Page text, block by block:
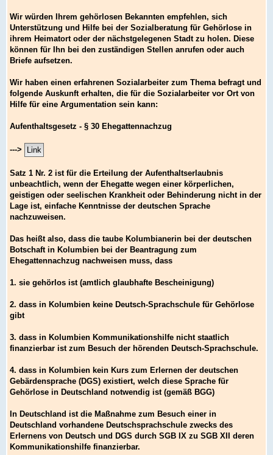
Wir würden Ihrem gehörlosen Bekannten empfehlen, sich
Unterstützung und Hilfe bei der Sozialberatung für Gehörlose in
ihrem Heimatort oder der nächstgelegenen Stadt zu holen. Diese
können für Ihn bei den zuständigen Stellen anrufen oder auch
Briefe aufsetzen.
Wir haben einen erfahrenen Sozialarbeiter zum Thema befragt und
folgende Auskunft erhalten, die für die Sozialarbeiter vor Ort von
Hilfe für eine Argumentation sein kann:
Aufenthaltsgesetz - § 30 Ehegattennachzug
--->
Satz 1 Nr. 2 ist für die Erteilung der Aufenthaltserlaubnis
unbeachtlich, wenn der Ehegatte wegen einer körperlichen,
geistigen oder seelischen Krankheit oder Behinderung nicht in der
Lage ist, einfache Kenntnisse der deutschen Sprache
nachzuweisen.
Das heißt also, dass die taube Kolumbianerin bei der deutschen
Botschaft in Kolumbien bei der Beantragung zum
Ehegattennachzug nachweisen muss, dass
1. sie gehörlos ist (amtlich glaubhafte Bescheinigung)
2. dass in Kolumbien keine Deutsch-Sprachschule für Gehörlose
gibt
3. dass in Kolumbien Kommunikationshilfe nicht staatlich
finanzierbar ist zum Besuch der hörenden Deutsch-Sprachschule.
4. dass in Kolumbien kein Kurs zum Erlernen der deutschen
Gebärdensprache (DGS) existiert, welch diese Sprache für
Gehörlose in Deutschland notwendig ist (gemäß BGG)
In Deutschland ist die Maßnahme zum Besuch einer in
Deutschland vorhandene Deutschsprachschule zwecks des
Erlernens von Deutsch und DGS durch SGB IX zu SGB XII deren
Kommunikationshilfe finanzierbar.